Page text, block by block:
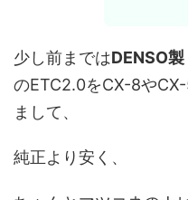
少し前まではDENSO
のETC2.0をCX-8や
まして、
純正より安く、